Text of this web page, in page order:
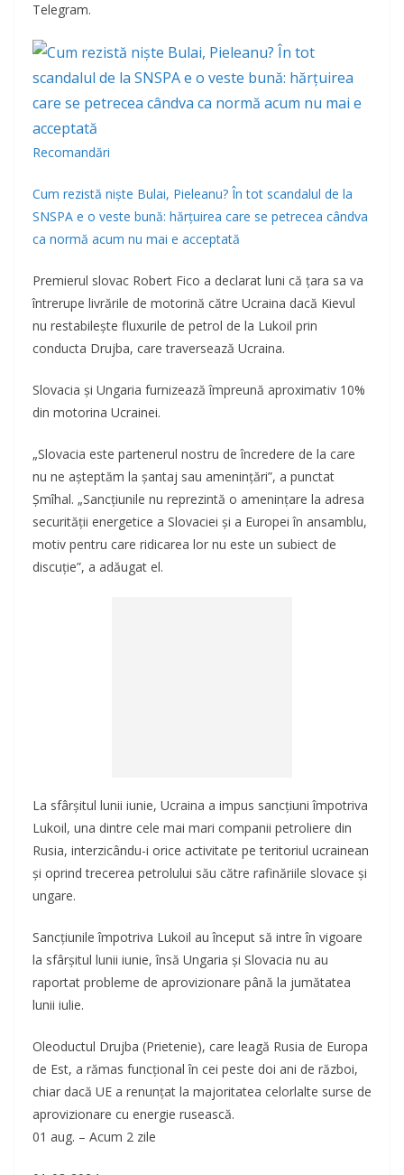
Telegram.
Recomandări
Cum rezistă niște Bulai, Pieleanu? În tot scandalul de la
SNSPA e o veste bună: hărțuirea care se petrecea cândva
ca normă acum nu mai e acceptată
Premierul slovac Robert Fico a declarat luni că ţara sa va
întrerupe livrările de motorină către Ucraina dacă Kievul
nu restabileşte fluxurile de petrol de la Lukoil prin
conducta Drujba, care traversează Ucraina.
Slovacia şi Ungaria furnizează împreună aproximativ 10%
din motorina Ucrainei.
„Slovacia este partenerul nostru de încredere de la care
nu ne aşteptăm la şantaj sau ameninţări”, a punctat
Şmîhal. „Sancţiunile nu reprezintă o ameninţare la adresa
securităţii energetice a Slovaciei şi a Europei în ansamblu,
motiv pentru care ridicarea lor nu este un subiect de
discuţie”, a adăugat el.
La sfârşitul lunii iunie, Ucraina a impus sancţiuni împotriva
Lukoil, una dintre cele mai mari companii petroliere din
Rusia, interzicându-i orice activitate pe teritoriul ucrainean
şi oprind trecerea petrolului său către rafinăriile slovace şi
ungare.
Sancţiunile împotriva Lukoil au început să intre în vigoare
la sfârşitul lunii iunie, însă Ungaria şi Slovacia nu au
raportat probleme de aprovizionare până la jumătatea
lunii iulie.
Oleoductul Drujba (Prietenie), care leagă Rusia de Europa
de Est, a rămas funcţional în cei peste doi ani de război,
chiar dacă UE a renunţat la majoritatea celorlalte surse de
aprovizionare cu energie rusească.
01 aug. – Acum 2 zile